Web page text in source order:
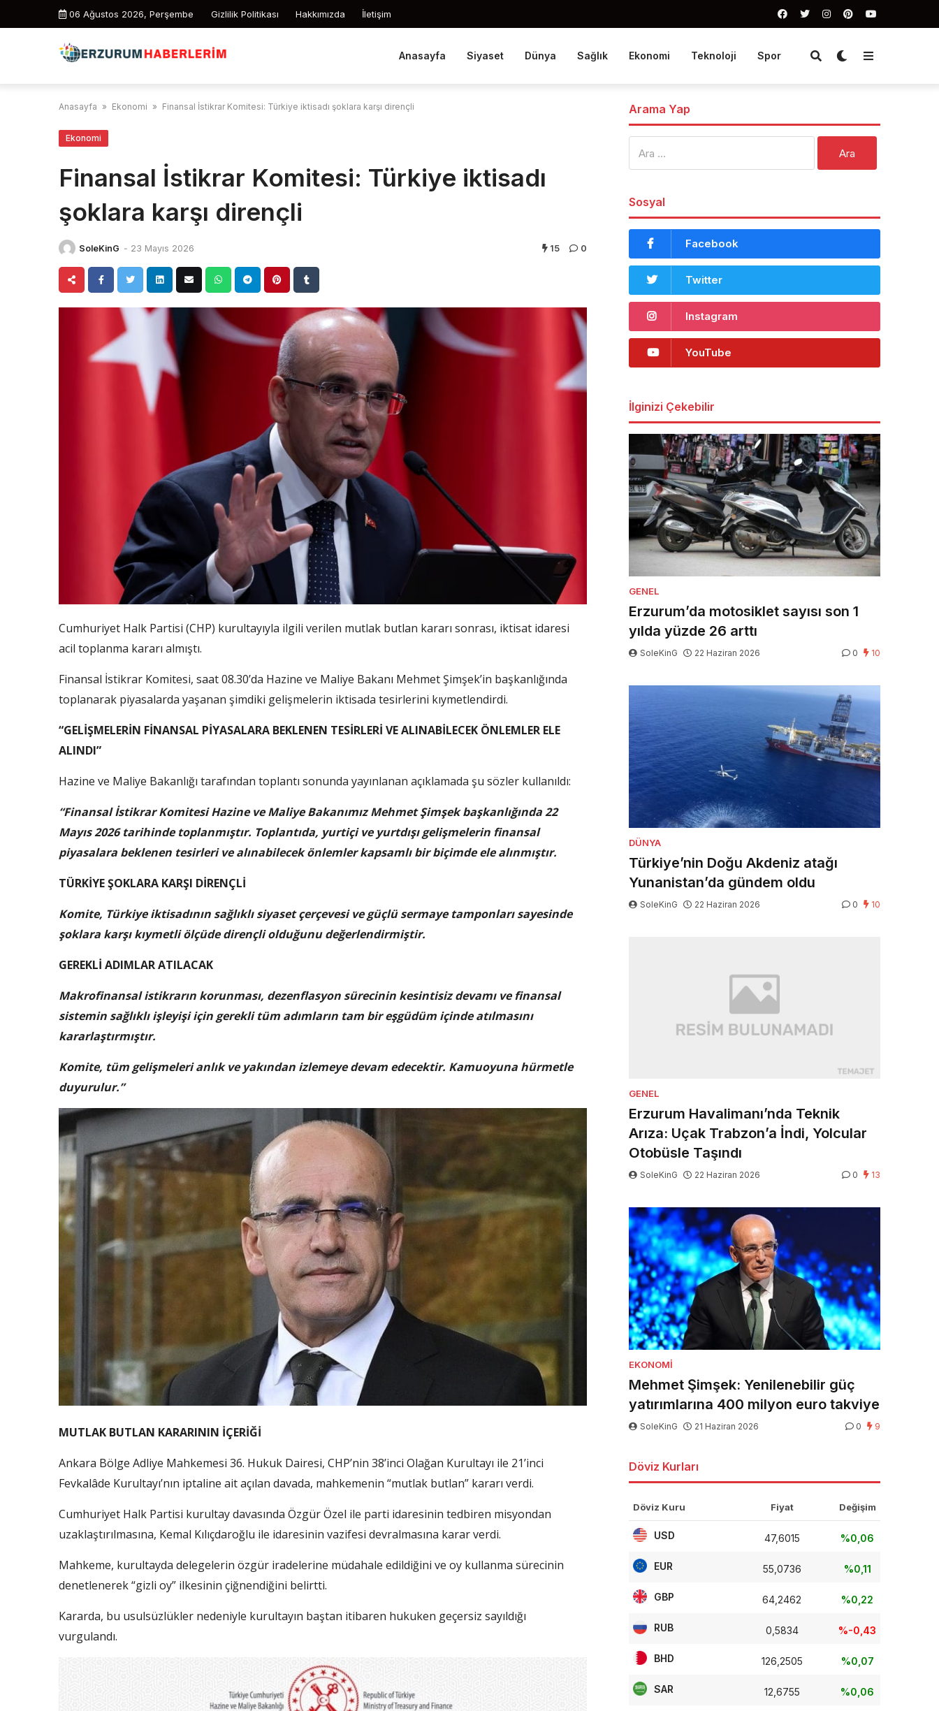
06 Ağustos 2026, Perşembe Gizlilik Politikası Hakkımızda İletişim
Anasayfa Siyaset Dünya Sağlık Ekonomi Teknoloji Spor
Anasayfa » Ekonomi » Finansal İstikrar Komitesi: Türkiye iktisadı şoklara karşı dirençli
Ekonomi
Finansal İstikrar Komitesi: Türkiye iktisadı
şoklara karşı dirençli
SoleKinG - 23 Mayıs 2026 15 0
Cumhuriyet Halk Partisi (CHP) kurultayıyla ilgili verilen mutlak butlan kararı sonrası, iktisat idaresi
acil toplanma kararı almıştı.
Finansal İstikrar Komitesi, saat 08.30’da Hazine ve Maliye Bakanı Mehmet Şimşek’in başkanlığında
toplanarak piyasalarda yaşanan şimdiki gelişmelerin iktisada tesirlerini kıymetlendirdi.
“GELİŞMELERİN FİNANSAL PİYASALARA BEKLENEN TESİRLERİ VE ALINABİLECEK ÖNLEMLER ELE
ALINDI”
Hazine ve Maliye Bakanlığı tarafından toplantı sonunda yayınlanan açıklamada şu sözler kullanıldı:
“Finansal İstikrar Komitesi Hazine ve Maliye Bakanımız Mehmet Şimşek başkanlığında 22
Mayıs 2026 tarihinde toplanmıştır. Toplantıda, yurtiçi ve yurtdışı gelişmelerin finansal
piyasalara beklenen tesirleri ve alınabilecek önlemler kapsamlı bir biçimde ele alınmıştır.
TÜRKİYE ŞOKLARA KARŞI DİRENÇLİ
Komite, Türkiye iktisadının sağlıklı siyaset çerçevesi ve güçlü sermaye tamponları sayesinde
şoklara karşı kıymetli ölçüde dirençli olduğunu değerlendirmiştir.
GEREKLİ ADIMLAR ATILACAK
Makrofinansal istikrarın korunması, dezenflasyon sürecinin kesintisiz devamı ve finansal
sistemin sağlıklı işleyişi için gerekli tüm adımların tam bir eşgüdüm içinde atılmasını
kararlaştırmıştır.
Komite, tüm gelişmeleri anlık ve yakından izlemeye devam edecektir. Kamuoyuna hürmetle
duyurulur.”
MUTLAK BUTLAN KARARININ İÇERİĞİ
Ankara Bölge Adliye Mahkemesi 36. Hukuk Dairesi, CHP’nin 38’inci Olağan Kurultayı ile 21’inci
Fevkalâde Kurultayı’nın iptaline ait açılan davada, mahkemenin “mutlak butlan” kararı verdi.
Cumhuriyet Halk Partisi kurultay davasında Özgür Özel ile parti idaresinin tedbiren misyondan
uzaklaştırılmasına, Kemal Kılıçdaroğlu ile idaresinin vazifesi devralmasına karar verdi.
Mahkeme, kurultayda delegelerin özgür iradelerine müdahale edildiğini ve oy kullanma sürecinin
denetlenerek “gizli oy” ilkesinin çiğnendiğini belirtti.
Kararda, bu usulsüzlükler nedeniyle kurultayın baştan itibaren hukuken geçersiz sayıldığı
vurgulandı.
Arama Yap
Sosyal
Facebook
Twitter
Instagram
YouTube
İlginizi Çekebilir
GENEL
Erzurum’da motosiklet sayısı son 1
yılda yüzde 26 arttı
SoleKinG 22 Haziran 2026 0 10
DÜNYA
Türkiye’nin Doğu Akdeniz atağı
Yunanistan’da gündem oldu
SoleKinG 22 Haziran 2026 0 10
GENEL
Erzurum Havalimanı’nda Teknik
Arıza: Uçak Trabzon’a İndi, Yolcular
Otobüsle Taşındı
SoleKinG 22 Haziran 2026 0 13
EKONOMI
Mehmet Şimşek: Yenilenebilir güç
yatırımlarına 400 milyon euro takviye
SoleKinG 21 Haziran 2026 0 9
Döviz Kurları
Döviz Kuru Fiyat Değişim
USD 47,6015 %0,06
EUR 55,0736 %0,11
GBP 64,2462 %0,22
RUB 0,5834 %-0,43
BHD 126,2505 %0,07
SAR 12,6755 %0,06